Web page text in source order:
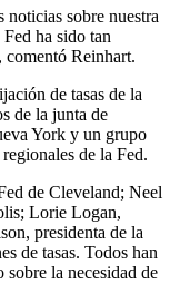
sobre nuestra
ha sido tan
comentó Reinhart.
de tasas de la
de la junta de
York y un grupo
de la Fed.
de Cleveland; Neel
Lorie Logan,
presidenta de la
de tasas. Todos han
sobre la necesidad de